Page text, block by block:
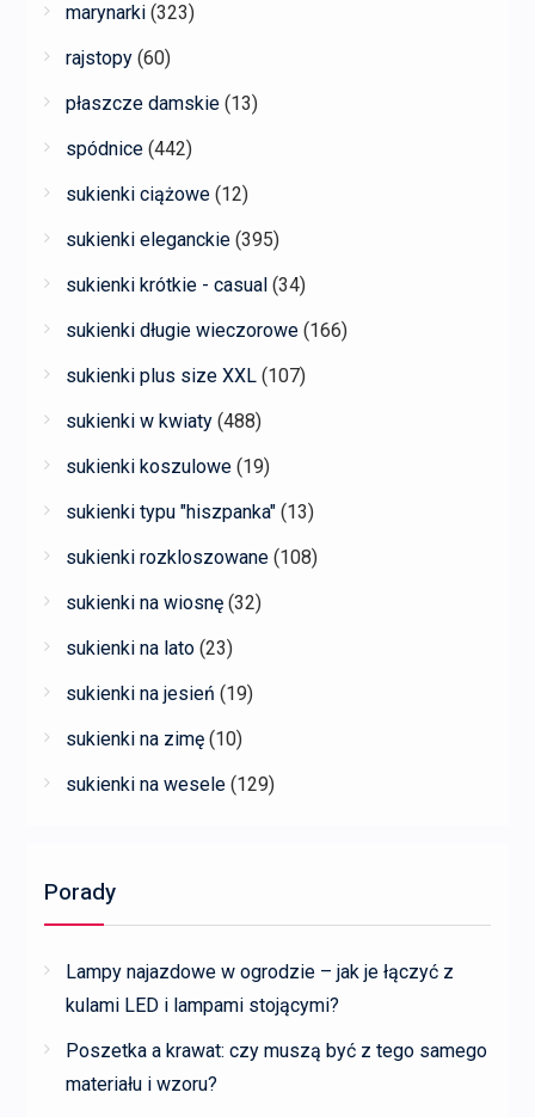
marynarki (323)
rajstopy (60)
płaszcze damskie (13)
spódnice (442)
sukienki ciążowe (12)
sukienki eleganckie (395)
sukienki krótkie - casual (34)
sukienki długie wieczorowe (166)
sukienki plus size XXL (107)
sukienki w kwiaty (488)
sukienki koszulowe (19)
sukienki typu "hiszpanka" (13)
sukienki rozkloszowane (108)
sukienki na wiosnę (32)
sukienki na lato (23)
sukienki na jesień (19)
sukienki na zimę (10)
sukienki na wesele (129)
Porady
Lampy najazdowe w ogrodzie – jak je łączyć z
kulami LED i lampami stojącymi?
Poszetka a krawat: czy muszą być z tego samego
materiału i wzoru?